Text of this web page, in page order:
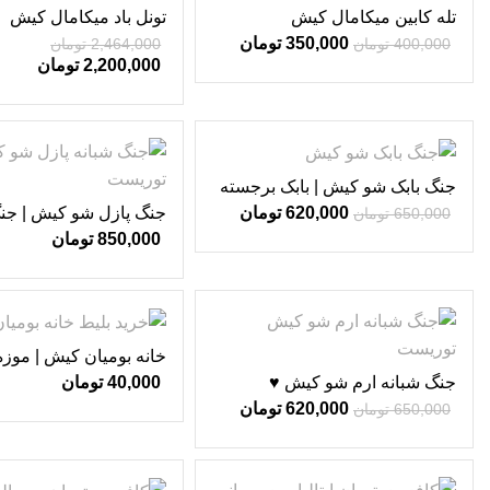
تله کابین میکامال کیش
400,000 تومان 350,000 تومان
تونل باد میکامال کیش
2,464,000 تومان
2,200,000 تومان
جنگ بابک شو کیش | بابک برجسته
♥
650,000 تومان 620,000 تومان
جنگ پازل شو کیش |
اقبالی ♥
850,000 تومان
جنگ شبانه ارم شو کیش ♥
650,000 تومان 620,000 تومان
خانه بومیان کیش |
40,000 تومان